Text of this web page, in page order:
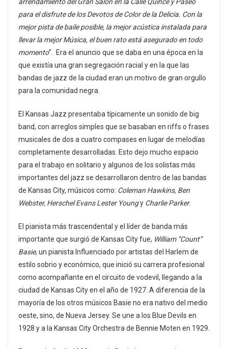
para el disfrute de los Devotos de Color de la Delicia. Con la
mejor pista de baile posible, la mejor acústica instalada para
llevar la mejor Música, el buen rato está asegurado en todo
momento”. Era el anuncio que se daba en una época en la
que existía una gran segregación racial y en la que las
bandas de jazz de la ciudad eran un motivo de gran orgullo
para la comunidad negra.
El Kansas Jazz presentaba típicamente un sonido de big
band, con arreglos simples que se basaban en riffs o frases
musicales de dos a cuatro compases en lugar de melodías
completamente desarrolladas. Esto dejo mucho espacio
para el trabajo en solitario y algunos de los solistas más
importantes del jazz se desarrollaron dentro de las bandas
de Kansas City, músicos como: Coleman Hawkins, Ben
Webster, Herschel Evans Lester Youngy Charlie Parker.
El pianista más trascendental y el líder de banda más
importante que surgió de Kansas City fue, William “Count”
Basie, un pianista Influenciado por artistas del Harlem de
estilo sobrio y económico, que inició su carrera profesional
como acompañante en el circuito de vodevil, llegando a la
ciudad de Kansas City en el año de 1927. A diferencia de la
mayoría de los otros músicos Basie no era nativo del medio
oeste, sino, de Nueva Jersey. Se une a los Blue Devils en
1928 y a la Kansas City Orchestra de Bennie Moten en 1929.